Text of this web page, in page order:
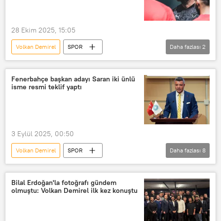
28 Ekim 2025, 15:05
Volkan Demirel
SPOR
Trendyol Süper Lig
Gençlerbirliği Futbol Takımı
Daha fazlası 2
Fenerbahçe başkan adayı Saran iki ünlü
isme resmi teklif yaptı
3 Eylül 2025, 00:50
Volkan Demirel
SPOR
Aykut Kocaman
Fenerbahçe
Sadettin Saran
Ali Koç
Seçim
seçim yasası
Daha fazlası 8
Bilal Erdoğan'la fotoğrafı gündem
olmuştu: Volkan Demirel ilk kez konuştu